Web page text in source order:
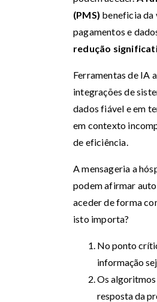
(PMS) beneficia da
pagamentos e
redução
Ferramentas de IA
integrações de
dados fiável e em
em contexto
de eficiência.
A mensageria a
podem afirmar
aceder de forma
isto importa?
No ponto
informação
Os algoritmos
resposta da